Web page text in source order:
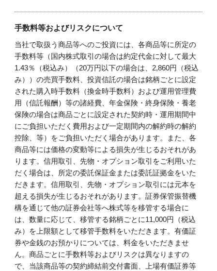
手数料等およびリスクについて
当社で取扱う商品等へのご投資には、各商品等に所定の
手数料等（国内株式取引の場合は約定代金に対して最大
1.43％（税込み）（20万円以下の場合は、2,860円（税込
み））の売買手数料、投資信託の場合は銘柄ごとに設定
された購入時手数料（換金時手数料）および運用管理費
用（信託報酬）等の諸経費、年金保険・終身保険・養老
保険の場合は商品ごとに設定された契約時・運用期間中
にご負担いただく費用および一定期間内の解約時の解約
控除、等）をご負担いただく場合があります。また、各
商品等には価格の変動等による損失が生じるおそれがあ
ります。信用取引、先物・オプション取引をご利用いた
だく場合は、所定の委託保証金または委託証拠金をいた
だきます。信用取引、先物・オプション取引には元本を
超える損失が生じるおそれがあります。証券保管振替機
構を通じて他の証券会社等へ株式等を移管する場合に
は、数量に応じて、移管する銘柄ごとに11,000円（税込
み）を上限額として移管手数料をいただきます。有価証
券や金銭のお預かりについては、料金をいただきませ
ん。商品ごとに手数料等およびリスクは異なりますの
で、当該商品等の契約締結前交付書面、上場有価証券等